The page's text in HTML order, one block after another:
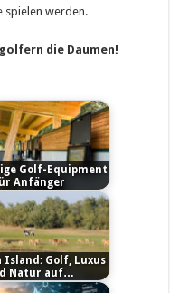
spielen werden.
die Daumen!
Golf-Equipment
Anfänger
Island: Golf, Luxus
Natur auf…